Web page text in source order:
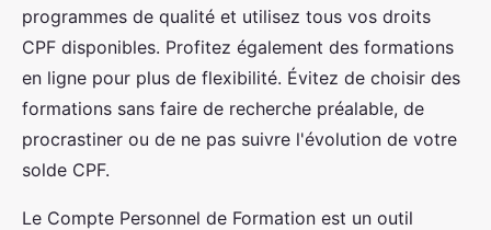
programmes de qualité et utilisez tous vos droits
CPF disponibles. Profitez également des formations
en ligne pour plus de flexibilité. Évitez de choisir des
formations sans faire de recherche préalable, de
procrastiner ou de ne pas suivre l'évolution de votre
solde CPF.
Le Compte Personnel de Formation est un outil